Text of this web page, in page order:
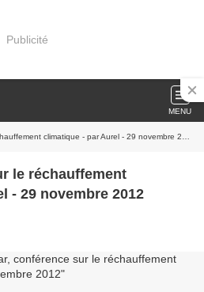
Publicité
MENU
climatique - par Aurel - 29 novembre 2012
le réchauffement
- 29 novembre 2012